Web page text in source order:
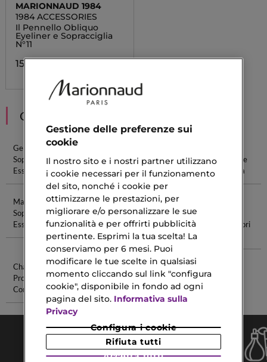
MARIONNAUD 1984
1984 ACCESSORIES
Il Pennello Obliquo
Eyeliner e Sopracciglia
N°11
15,40 €
CONSIGLIATI PER TE
Gel
Sopracciglia
Essence
Sopracciglia
Perfette
Liquido
Laminazione
Sopracciglia
Matite
Sopracciglia
Essence
Eyeliner
Liquido
Waterproof
Ombretto
Neutro
Bianco E Fiori
Chanel
Prodotti
Corpo
Sisleya Le
Teint
Gestione delle preferenze sui
cookie
Il nostro sito e i nostri partner utilizzano
i cookie necessari per il funzionamento
del sito, nonché i cookie per
ottimizzarne le prestazioni, per
migliorare e/o personalizzare le sue
funzionalità e per offrirti pubblicità
pertinente. Esprimi la tua scelta! La
conserviamo per 6 mesi. Puoi
modificare le tue scelte in qualsiasi
momento cliccando sul link "configura
cookie", disponibile in fondo ad ogni
pagina del sito. Informativa sulla
Privacy
Configura i cookie
Rifiuta tutti
Accetta tutti